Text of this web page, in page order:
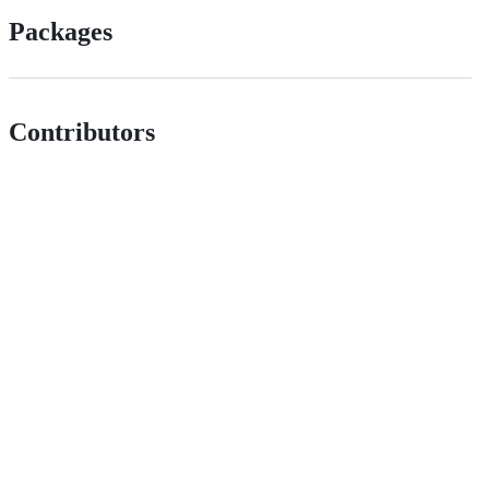
Packages
Contributors